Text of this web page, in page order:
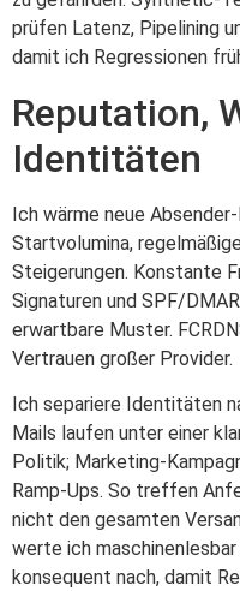
prüfen Latenz, Pipelining
damit ich Regressionen
Reputation,
Identitäten
Ich wärme neue
Startvolumina,
Steigerungen. Konstante
Signaturen und SPF/
erwartbare Muster.
Vertrauen großer Provider.
Ich separiere Identitäten
Mails laufen unter einer
Politik; Marketing-
Ramp-Ups. So treffen
nicht den gesamten
werte ich
konsequent nach, damit